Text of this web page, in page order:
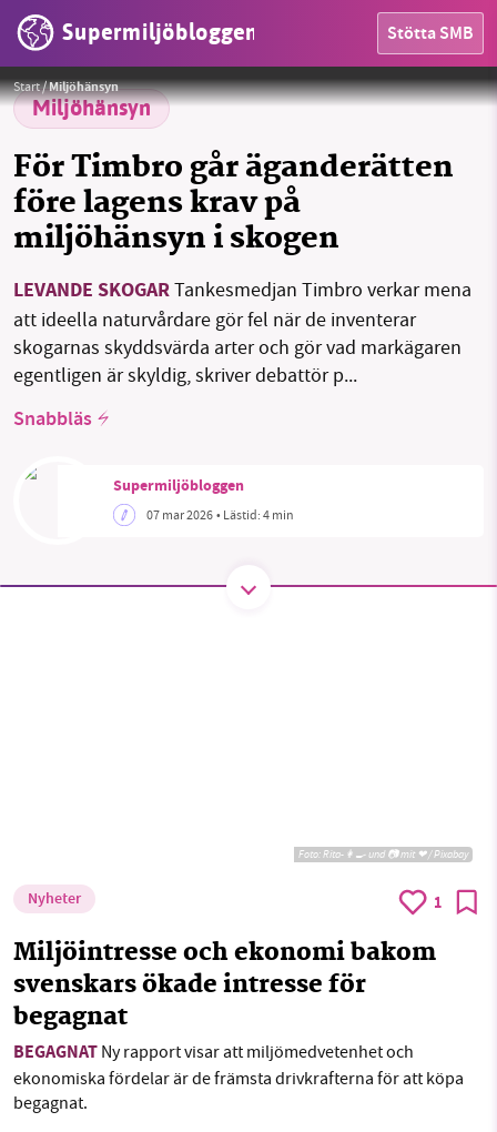
Supermiljöbloggen Stötta SMB
HEM
OMRÅDEN
MILJÖFAKTA
OM OSS
Sök Sparade inlägg
Threads
Start/Miljöhänsyn
Miljöhänsyn
För Timbro går äganderätten
före lagens krav på
miljöhänsyn i skogen
LEVANDE SKOGARTankesmedjan Timbro verkar mena
att ideella naturvårdare gör fel när de inventerar
skogarnas skyddsvärda arter och gör vad markägaren
egentligen är skyldig, skriver debattör p...
Snabbläs
Supermiljöbloggen
07 mar 2026• Lästid:4 min
Lena Tranvik, tidigare enhetschef för SLU Artdatabanken.Foto: Lars Tranvik
Foto:Rita-👩‍🍳 und 📷 mit ❤ / Pixabay
Nyheter 1
Miljöintresse och ekonomi bakom
svenskars ökade intresse för
begagnat
BEGAGNAT Ny rapport visar att miljömedvetenhet och
ekonomiska fördelar är de främsta drivkrafterna för att köpa
begagnat.
SMB kämpar för en hållbar framtid. Sedan